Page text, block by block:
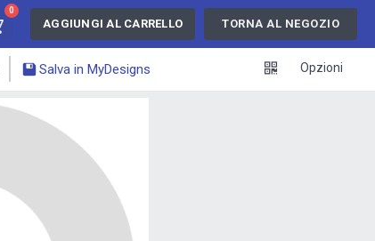
0
AGGIUNGI AL CARRELLO TORNA AL NEGOZIO
Salva in MyDesigns Opzioni